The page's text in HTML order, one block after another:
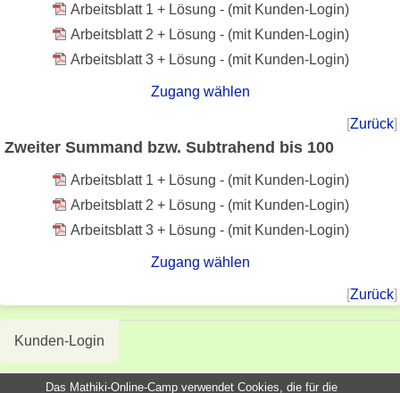
Das Mathiki-Online-Camp verwendet Cookies, die für die
Arbeitsblatt 1 + Lösung - (mit Kunden-Login)
Arbeitsblatt 2 + Lösung - (mit Kunden-Login)
Arbeitsblatt 3 + Lösung - (mit Kunden-Login)
Zugang wählen
[Zurück]
Zweiter Summand bzw. Subtrahend bis 100
Arbeitsblatt 1 + Lösung - (mit Kunden-Login)
Arbeitsblatt 2 + Lösung - (mit Kunden-Login)
Arbeitsblatt 3 + Lösung - (mit Kunden-Login)
Zugang wählen
[Zurück]
Kunden-Login